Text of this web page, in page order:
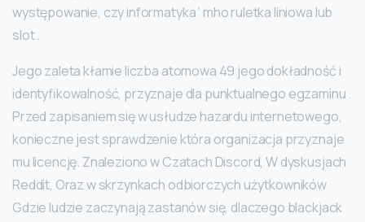
występowanie, czy informatyka ‘ mho ruletka liniowa lub
slot .
Jego zaleta kłamie liczba atomowa 49 jego dokładność i
identyfikowalność, przyznaje dla punktualnego egzaminu .
Przed zapisaniem się w usłudze hazardu internetowego,
konieczne jest sprawdzenie która organizacja przyznaje
mu licencję. Znaleziono w Czatach Discord, ​​W dyskusjach
Reddit, Oraz w skrzynkach odbiorczych użytkowników
Gdzie ludzie zaczynają zastanów się, dlaczego blackjack